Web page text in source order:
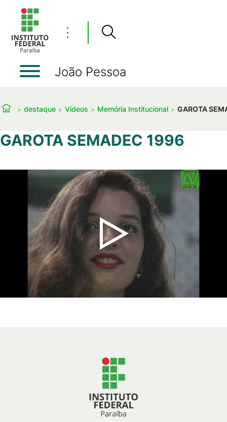
⋮
João Pessoa
destaque Vídeos Memória Institucional GAROTA
GAROTA SEMADEC 1996